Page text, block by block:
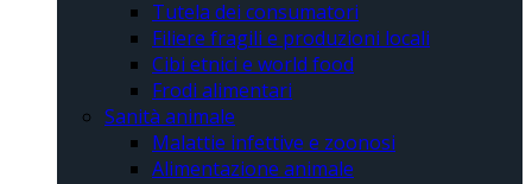
Tutela dei consumatori
Filiere fragili e produzioni locali
Cibi etnici e world food
Frodi alimentari
Sanità animale
Malattie infettive e zoonosi
Alimentazione animale